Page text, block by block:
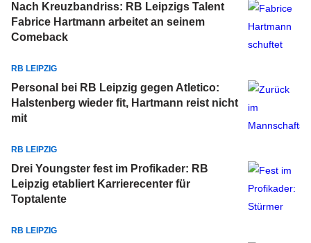
Nach Kreuzbandriss: RB Leipzigs Talent
Fabrice Hartmann arbeitet an seinem
Comeback
RB LEIPZIG
Personal bei RB Leipzig gegen Atletico:
Halstenberg wieder fit, Hartmann reist nicht
mit
RB LEIPZIG
Drei Youngster fest im Profikader: RB
Leipzig etabliert Karrierecenter für
Toptalente
RB LEIPZIG